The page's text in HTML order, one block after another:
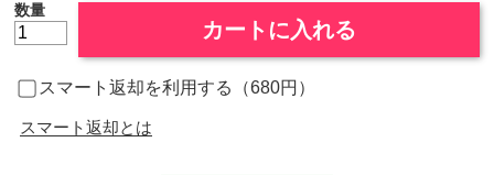
数量
カートに入れる
スマート返却を利用する（680円）
スマート返却とは